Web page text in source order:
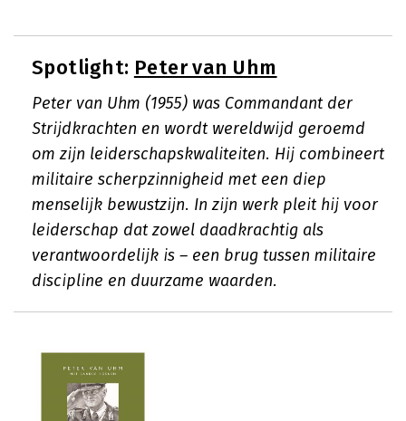
Spotlight: Peter van Uhm
Peter van Uhm (1955) was Commandant der
Strijdkrachten en wordt wereldwijd geroemd
om zijn leiderschapskwaliteiten. Hij combineert
militaire scherpzinnigheid met een diep
menselijk bewustzijn. In zijn werk pleit hij voor
leiderschap dat zowel daadkrachtig als
verantwoordelijk is – een brug tussen militaire
discipline en duurzame waarden.